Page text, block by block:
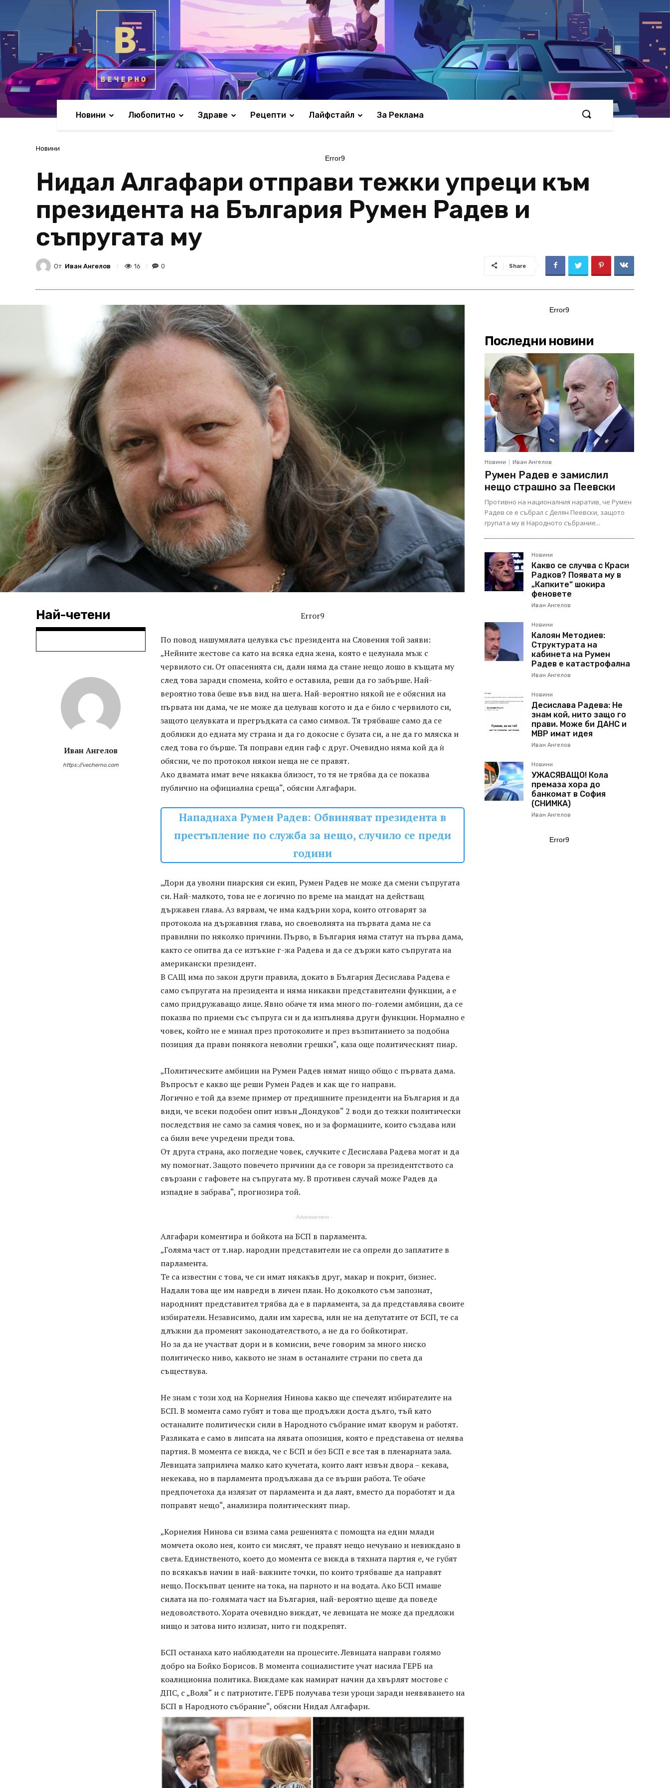
Новини Любопитно Здраве Рецепти Лайфстайл За Реклама
Новини
Error9
Нидал Алгафари отправи тежки упреци към
президента на България Румен Радев и
съпругата му
От Иван Ангелов 16 0 Share
Най-четени
Иван Ангелов
https://vecherno.com
Error9
По повод нашумялата целувка със президента на Словения той заяви:
„Нейните жестове са като на всяка една жена, която е целунала мъж с
червилото си. От опасенията си, дали няма да стане нещо лошо в къщата му
след това заради спомена, който е оставила, реши да го забърше. Най-
вероятно това беше във вид на шега. Най-вероятно някой не е обяснил на
първата ни дама, че не може да целуваш когото и да е било с червилото си,
защото целувката и прегръдката са само символ. Тя трябваше само да се
доближи до едната му страна и да го докосне с бузата си, а не да го мляска и
след това го бърше. Тя поправи един гаф с друг. Очевидно няма кой да ѝ
обясни, че по протокол някои неща не се правят.
Ако двамата имат вече някаква близост, то тя не трябва да се показва
публично на официална среща“, обясни Алгафари.
Нападнаха Румен Радев: Обвиняват президента в
престъпление по служба за нещо, случило се преди
години
„Дори да уволни пиарския си екип, Румен Радев не може да смени съпругата
си. Най-малкото, това не е логично по време на мандат на действащ
държавен глава. Аз вярвам, че има кадърни хора, които отговарят за
протокола на държавния глава, но своеволията на първата дама не са
правилни по няколко причини. Първо, в България няма статут на първа дама,
както се опитва да се изтъкне г-жа Радева и да се държи като съпругата на
американски президент.
В САЩ има по закон други правила, докато в България Десислава Радева е
само съпругата на президента и няма никакви представителни функции, а е
само придружаващо лице. Явно обаче тя има много по-големи амбиции, да се
показва по приеми със съпруга си и да изпълнява други функции. Нормално е
човек, който не е минал през протоколите и през възпитанието за подобна
позиция да прави понякога неволни грешки“, каза още политическият пиар.
„Политическите амбиции на Румен Радев нямат нищо общо с първата дама.
Въпросът е какво ще реши Румен Радев и как ще го направи.
Логично е той да вземе пример от предишните президенти на България и да
види, че всеки подобен опит извън „Дондуков“ 2 води до тежки политически
последствия не само за самия човек, но и за формациите, които създава или
са били вече учредени преди това.
От друга страна, ако погледне човек, случките с Десислава Радева могат и да
му помогнат. Защото повечето причини да се говори за президентството са
свързани с гафовете на съпругата му. В противен случай може Радев да
изпадне в забрава“, прогнозира той.
- Advertisement -
Алгафари коментира и бойкота на БСП в парламента.
„Голяма част от т.нар. народни представители не са опрели до заплатите в
парламента.
Те са известни с това, че си имат някакъв друг, макар и покрит, бизнес.
Надали това ще им навреди в личен план. Но доколкото съм запознат,
народният представител трябва да е в парламента, за да представлява своите
избиратели. Независимо, дали им харесва, или не на депутатите от БСП, те са
длъжни да променят законодателството, а не да го бойкотират.
Но за да не участват дори и в комисии, вече говорим за много ниско
политическо ниво, каквото не знам в останалите страни по света да
съществува.
Не знам с този ход на Корнелия Нинова какво ще спечелят избирателите на
БСП. В момента само губят и това ще продължи доста дълго, тъй като
останалите политически сили в Народното събрание имат кворум и работят.
Разликата е само в липсата на лявата опозиция, която е представена от нелява
партия. В момента се вижда, че с БСП и без БСП е все тая в пленарната зала.
Левицата заприлича малко като кучетата, които лаят извън двора – кекава,
некекава, но в парламента продължава да се върши работа. Те обаче
предпочетоха да излязат от парламента и да лаят, вместо да поработят и да
поправят нещо“, анализира политическият пиар.
„Корнелия Нинова си взима сама решенията с помощта на едни млади
момчета около нея, които си мислят, че правят нещо нечувано и невиждано в
света. Единственото, което до момента се вижда в тяхната партия е, че губят
по всякакъв начин в най-важните точки, по които трябваше да направят
нещо. Поскъпват цените на тока, на парното и на водата. Ако БСП имаше
силата на по-голямата част на България, най-вероятно щеше да поведе
недоволството. Хората очевидно виждат, че левицата не може да предложи
нищо и затова нито излизат, нито ги подкрепят.
БСП останаха като наблюдатели на процесите. Левицата направи голямо
добро на Бойко Борисов. В момента социалистите учат насила ГЕРБ на
коалиционна политика. Виждаме как намират начин да хвърлят мостове с
ДПС, с „Воля“ и с патриотите. ГЕРБ получава тези уроци заради неявяването на
БСП в Народното събрание“, обясни Нидал Алгафари.
Error9
Последни новини
Новини Иван Ангелов
Румен Радев е замислил
нещо страшно за Пеевски
Противно на националния наратив, че Румен
Радев се е събрал с Делян Пеевски, защото
групата му в Народното събрание...
Новини
Какво се случва с Краси
Радков? Появата му в
„Капките“ шокира
феновете
Иван Ангелов
Новини
Калоян Методиев:
Структурата на
кабинета на Румен
Радев е катастрофална
Иван Ангелов
Новини
Десислава Радева: Не
знам кой, нито защо го
прави. Може би ДАНС и
МВР имат идея
Иван Ангелов
Новини
УЖАСЯВАЩО! Кола
премаза хора до
банкомат в София
(СНИМКА)
Иван Ангелов
Error9